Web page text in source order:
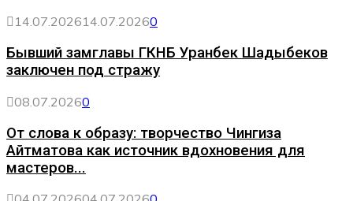
14.07.202614.07.20260
Бывший замглавы ГКНБ Уранбек Шадыбеков
заключен под стражу
08.07.20260
От слова к образу: творчество Чингиза
Айтматова как источник вдохновения для
мастеров...